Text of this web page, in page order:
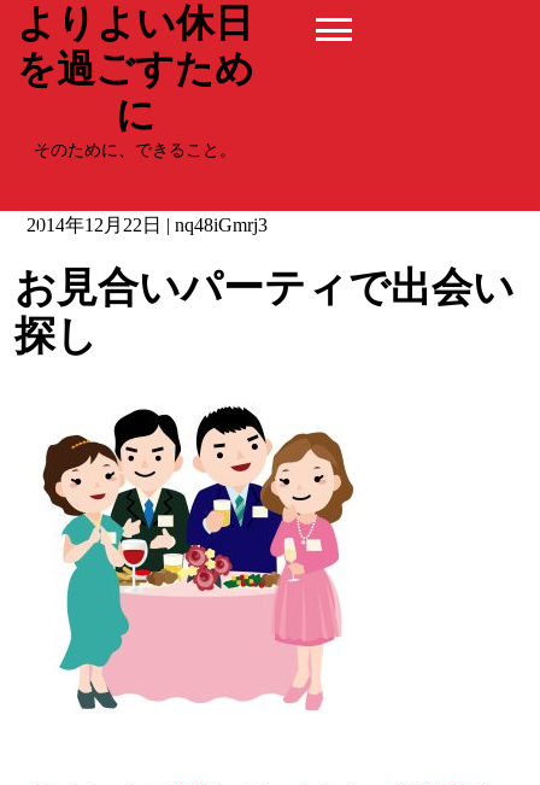
content
よりよい休日
を過ごすため
に
そのために、できること。
2014年12月22日 | nq48iGmrj3
お見合いパーティで出会い
探し